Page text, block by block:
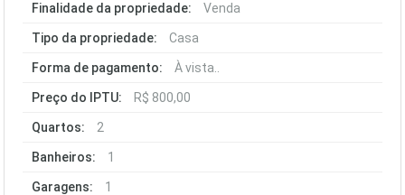
Finalidade da propriedade: Venda
Tipo da propriedade: Casa
Forma de pagamento: À vista..
Preço do IPTU: R$ 800,00
Quartos: 2
Banheiros: 1
Garagens: 1